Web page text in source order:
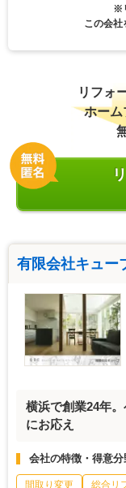
※
この会社
リフォ
ホーム
有限会社キュー
横浜で創業24年
にお応え
会社の特徴・得意分
間取り変更 総合リ